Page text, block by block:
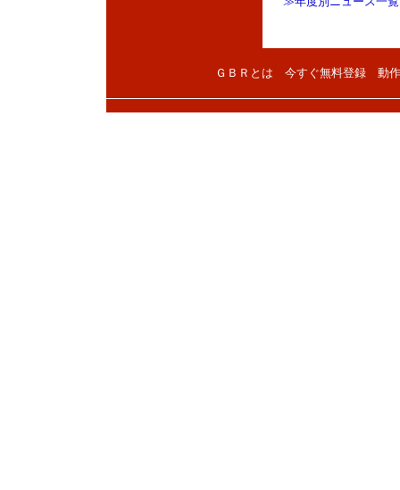
ＧＢＲとは 今すぐ無料登録 動